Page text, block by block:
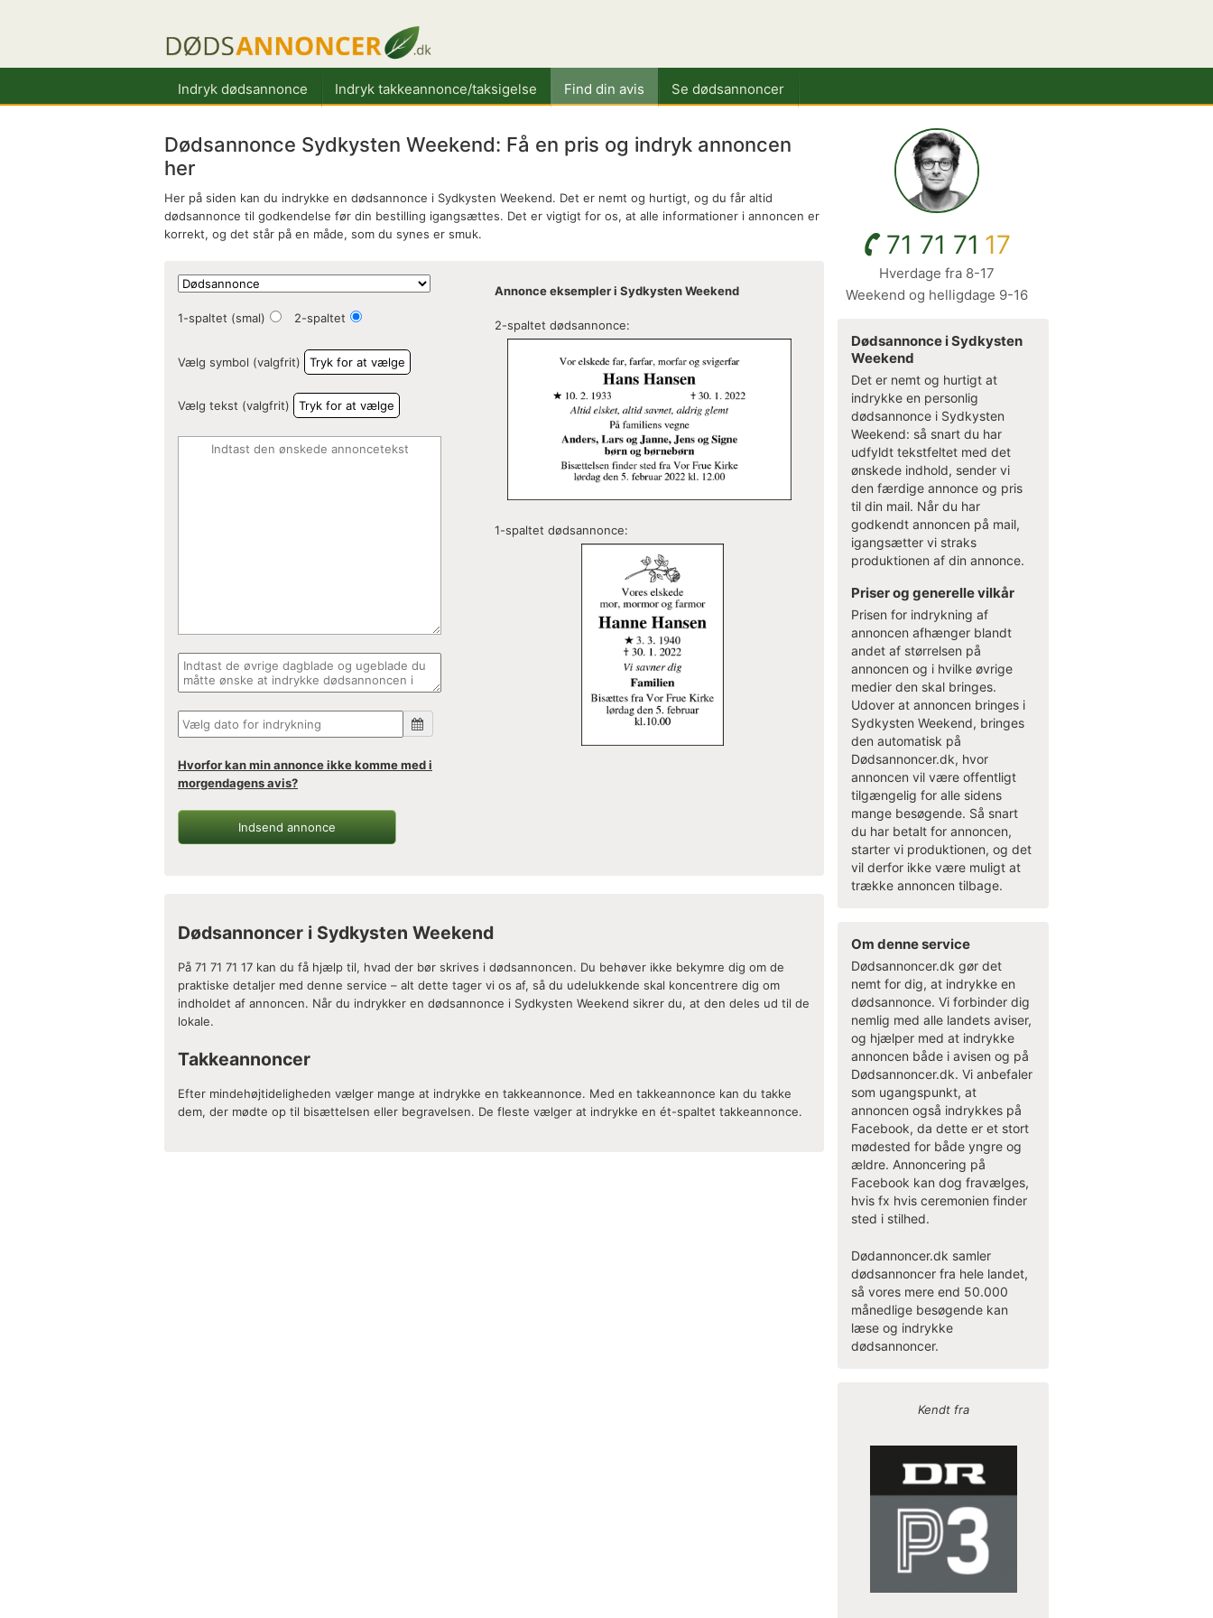
Indryk dødsannonce Indryk takkeannonce/taksigelse Find din avis Se dødsannoncer
Dødsannonce Sydkysten Weekend: Få en pris og indryk annoncen
her
Her på siden kan du indrykke en dødsannonce i Sydkysten Weekend. Det er nemt og hurtigt, og du får altid
dødsannonce til godkendelse før din bestilling igangsættes. Det er vigtigt for os, at alle informationer i annoncen er
korrekt, og det står på en måde, som du synes er smuk.
1-spaltet (smal) 2-spaltet
Vælg symbol (valgfrit) Tryk for at vælge
Vælg tekst (valgfrit) Tryk for at vælge
Hvorfor kan min annonce ikke komme med i
morgendagens avis?
Indsend annonce
Annonce eksempler i Sydkysten Weekend
2-spaltet dødsannonce:
1-spaltet dødsannonce:
Dødsannoncer i Sydkysten Weekend
På 71 71 71 17 kan du få hjælp til, hvad der bør skrives i dødsannoncen. Du behøver ikke bekymre dig om de
praktiske detaljer med denne service – alt dette tager vi os af, så du udelukkende skal koncentrere dig om
indholdet af annoncen. Når du indrykker en dødsannonce i Sydkysten Weekend sikrer du, at den deles ud til de
lokale.
Takkeannoncer
Efter mindehøjtideligheden vælger mange at indrykke en takkeannonce. Med en takkeannonce kan du takke
dem, der mødte op til bisættelsen eller begravelsen. De fleste vælger at indrykke en ét-spaltet takkeannonce.
71 71 71 17
Hverdage fra 8-17
Weekend og helligdage 9-16
Dødsannonce i Sydkysten
Weekend
Det er nemt og hurtigt at
indrykke en personlig
dødsannonce i Sydkysten
Weekend: så snart du har
udfyldt tekstfeltet med det
ønskede indhold, sender vi
den færdige annonce og pris
til din mail. Når du har
godkendt annoncen på mail,
igangsætter vi straks
produktionen af din annonce.
Priser og generelle vilkår
Prisen for indrykning af
annoncen afhænger blandt
andet af størrelsen på
annoncen og i hvilke øvrige
medier den skal bringes.
Udover at annoncen bringes i
Sydkysten Weekend, bringes
den automatisk på
Dødsannoncer.dk, hvor
annoncen vil være offentligt
tilgængelig for alle sidens
mange besøgende. Så snart
du har betalt for annoncen,
starter vi produktionen, og det
vil derfor ikke være muligt at
trække annoncen tilbage.
Om denne service
Dødsannoncer.dk gør det
nemt for dig, at indrykke en
dødsannonce. Vi forbinder dig
nemlig med alle landets aviser,
og hjælper med at indrykke
annoncen både i avisen og på
Dødsannoncer.dk. Vi anbefaler
som ugangspunkt, at
annoncen også indrykkes på
Facebook, da dette er et stort
mødested for både yngre og
ældre. Annoncering på
Facebook kan dog fravælges,
hvis fx hvis ceremonien finder
sted i stilhed.
Dødannoncer.dk samler
dødsannoncer fra hele landet,
så vores mere end 50.000
månedlige besøgende kan
læse og indrykke
dødsannoncer.
Kendt fra